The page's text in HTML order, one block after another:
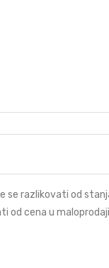
razlikovati od
od cena u